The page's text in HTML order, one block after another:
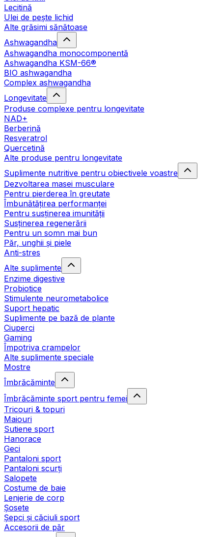
Lecitină
Ulei de pește lichid
Alte grăsimi sănătoase
Ashwagandha
Ashwagandha monocomponentă
Ashwagandha KSM-66®
BIO ashwagandha
Complex ashwagandha
Longevitate
Produse complexe pentru longevitate
NAD+
Berberină
Resveratrol
Quercetină
Alte produse pentru longevitate
Suplimente nutritive pentru obiectivele voastre
Dezvoltarea masei musculare
Pentru pierderea în greutate
Îmbunătățirea performanței
Pentru susținerea imunității
Susținerea regenerării
Pentru un somn mai bun
Păr, unghii și piele
Anti-stres
Alte suplimente
Enzime digestive
Probiotice
Stimulente neurometabolice
Suport hepatic
Suplimente pe bază de plante
Ciuperci
Gaming
Împotriva crampelor
Alte suplimente speciale
Mostre
Îmbrăcăminte
Îmbrăcăminte sport pentru femei
Tricouri & topuri
Maiouri
Sutiene sport
Hanorace
Geci
Pantaloni sport
Pantaloni scurți
Salopete
Costume de baie
Lenjerie de corp
Șosete
Șepci și căciuli sport
Accesorii de păr